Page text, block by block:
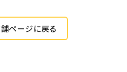
ページに戻る